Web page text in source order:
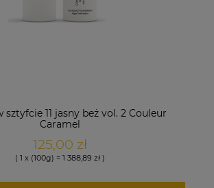
sztyfcie 11 jasny beż vol. 2 Couleur
Caramel
125,00 zł
( 1 x (100g) = 1 388,89 zł )